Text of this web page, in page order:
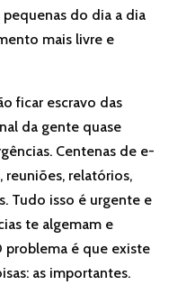
do dia a dia
mais livre e
ficar escravo das
da gente quase
Centenas de e-
reuniões, relatórios,
Tudo isso é urgente e
te algemam e
problema é que existe
as importantes.